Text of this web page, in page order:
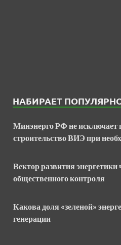
НАБИРАЕТ
Минэнерго РФ не исключает
строительство ВИЭ при
Вектор развития энергетики
общественного контроля
Какова доля «зеленой»
генерации